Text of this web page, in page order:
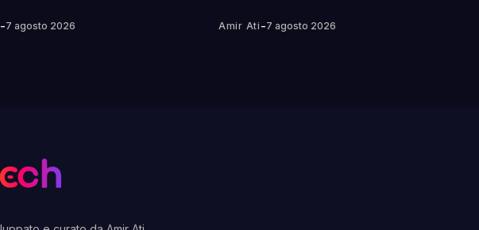
-7 agosto 2026 Amir Ati -7 agosto 2026